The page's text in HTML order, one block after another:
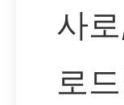
사
로